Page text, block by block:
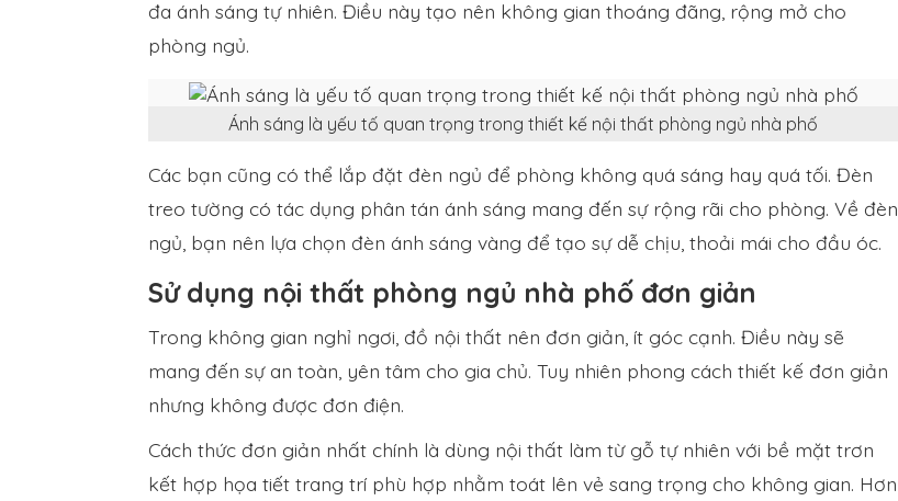
đa ánh sáng tự nhiên. Điều này tạo nên không gian thoáng đãng, rộng mở cho
phòng ngủ.
Ánh sáng là yếu tố quan trọng trong thiết kế nội thất phòng ngủ nhà phố
Các bạn cũng có thể lắp đặt đèn ngủ để phòng không quá sáng hay quá tối. Đèn
treo tường có tác dụng phân tán ánh sáng mang đến sự rộng rãi cho phòng. Về đèn
ngủ, bạn nên lựa chọn đèn ánh sáng vàng để tạo sự dễ chịu, thoải mái cho đầu óc.
Sử dụng nội thất phòng ngủ nhà phố đơn giản
Trong không gian nghỉ ngơi, đồ nội thất nên đơn giản, ít góc cạnh. Điều này sẽ
mang đến sự an toàn, yên tâm cho gia chủ. Tuy nhiên phong cách thiết kế đơn giản
nhưng không được đơn điện.
Cách thức đơn giản nhất chính là dùng nội thất làm từ gỗ tự nhiên với bề mặt trơn
kết hợp họa tiết trang trí phù hợp nhằm toát lên vẻ sang trọng cho không gian. Hơn